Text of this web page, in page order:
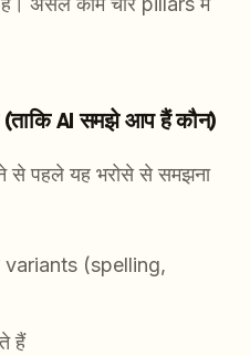
AI समझे आप हैं कौन)
पहले यह भरोसे से समझना
(spelling,
हैं